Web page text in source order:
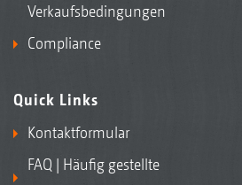
Verkaufsbedingungen
Compliance
Quick Links
Kontaktformular
FAQ | Häufig gestellte